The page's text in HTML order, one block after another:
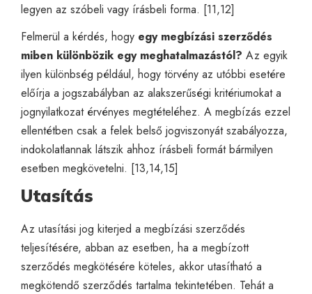
legyen az szóbeli vagy írásbeli forma. [11,12]
Felmerül a kérdés, hogy egy megbízási szerződés
miben különbözik egy meghatalmazástól? Az egyik
ilyen különbség például, hogy törvény az utóbbi esetére
előírja a jogszabályban az alakszerűségi kritériumokat a
jognyilatkozat érvényes megtételéhez. A megbízás ezzel
ellentétben csak a felek belső jogviszonyát szabályozza,
indokolatlannak látszik ahhoz írásbeli formát bármilyen
esetben megkövetelni. [13,14,15]
Utasítás
Az utasítási jog kiterjed a megbízási szerződés
teljesítésére, abban az esetben, ha a megbízott
szerződés megkötésére köteles, akkor utasítható a
megkötendő szerződés tartalma tekintetében. Tehát a